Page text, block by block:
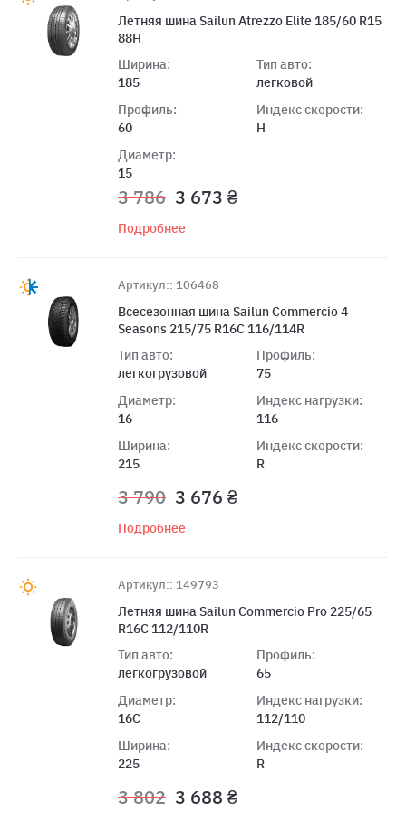
Летняя шина Sailun Atrezzo Elite 185/60 R15
88H
Ширина:
185
Профиль:
60
Диаметр:
15
Тип авто:
легковой
Индекс скорости:
H
3 786 3 673 ₴
Подробнее
Артикул:: 106468
Всесезонная шина Sailun Commercio 4
Seasons 215/75 R16C 116/114R
Тип авто:
легкогрузовой
Диаметр:
16
Ширина:
215
Профиль:
75
Индекс нагрузки:
116
Индекс скорости:
R
3 790 3 676 ₴
Подробнее
Артикул:: 149793
Летняя шина Sailun Commercio Pro 225/65
R16C 112/110R
Тип авто:
легкогрузовой
Диаметр:
16C
Ширина:
225
Профиль:
65
Индекс нагрузки:
112/110
Индекс скорости:
R
3 802 3 688 ₴